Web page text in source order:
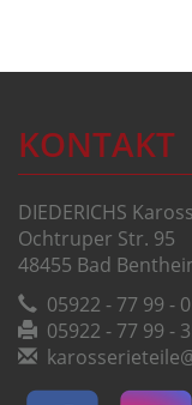
KONTAKT
DIEDERICHS
Ochtruper Str. 95
48455 Bad
05922 - 77 99 - 0
05922 - 77 99 -